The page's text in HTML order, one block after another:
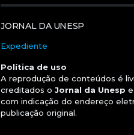
JORNAL DA UNESP
Expediente
Política de uso
A reprodução de conteúdos é
creditados oJornal da Unesp
com indicação do endereço
publicação original.